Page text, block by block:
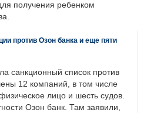
получения ребенком
против Озон банка и еще пяти
санкционный список против
12 компаний, в том числе
лицо и шесть судов.
Озон банк. Там заявили,